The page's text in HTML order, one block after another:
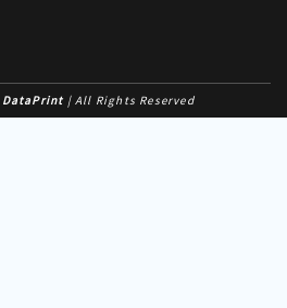
DataPrint| All Rights Reserved